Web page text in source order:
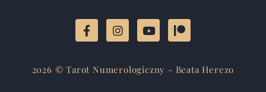
2026 © Tarot Numerologiczny - Beata Herezo